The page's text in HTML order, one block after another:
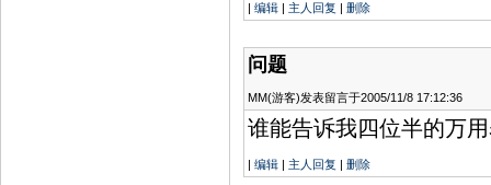
| 编辑 | 主人回复 | 删除
问题
MM(游客)发表留言于2005/11/8 17:12:36
谁能告诉我四位半的万
| 编辑 | 主人回复 | 删除
机
票
特
价
票